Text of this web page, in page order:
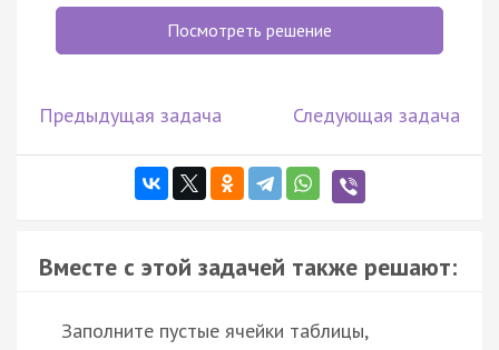
Посмотреть решение
Предыдущая задача Следующая задача
Вместе с этой задачей также решают:
Заполните пустые ячейки таблицы,